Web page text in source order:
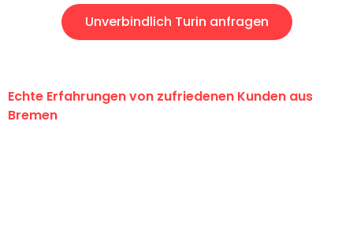
Unverbindlich Turin anfragen
Echte Erfahrungen von zufriedenen Kunden aus
Bremen